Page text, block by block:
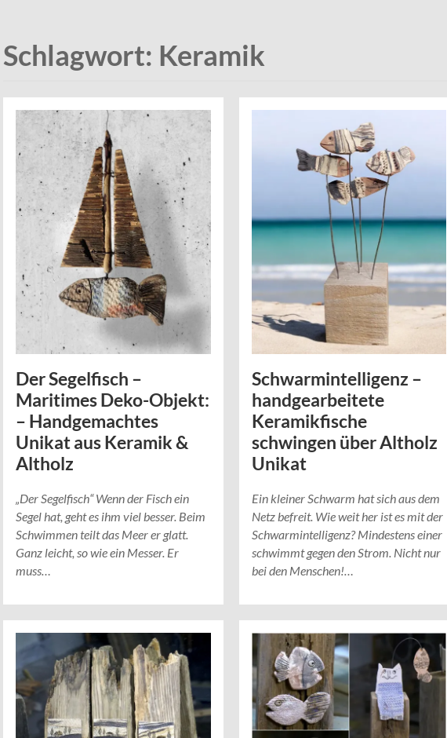
Schlagwort: Keramik
Der Segelfisch –
Maritimes Deko-Objekt:
– Handgemachtes
Unikat aus Keramik &
Altholz
„Der Segelfisch“ Wenn der Fisch ein
Segel hat, geht es ihm viel besser. Beim
Schwimmen teilt das Meer er glatt.
Ganz leicht, so wie ein Messer. Er
muss…
Schwarmintelligenz –
handgearbeitete
Keramikfische
schwingen über Altholz
Unikat
Ein kleiner Schwarm hat sich aus dem
Netz befreit. Wie weit her ist es mit der
Schwarmintelligenz? Mindestens einer
schwimmt gegen den Strom. Nicht nur
bei den Menschen!…